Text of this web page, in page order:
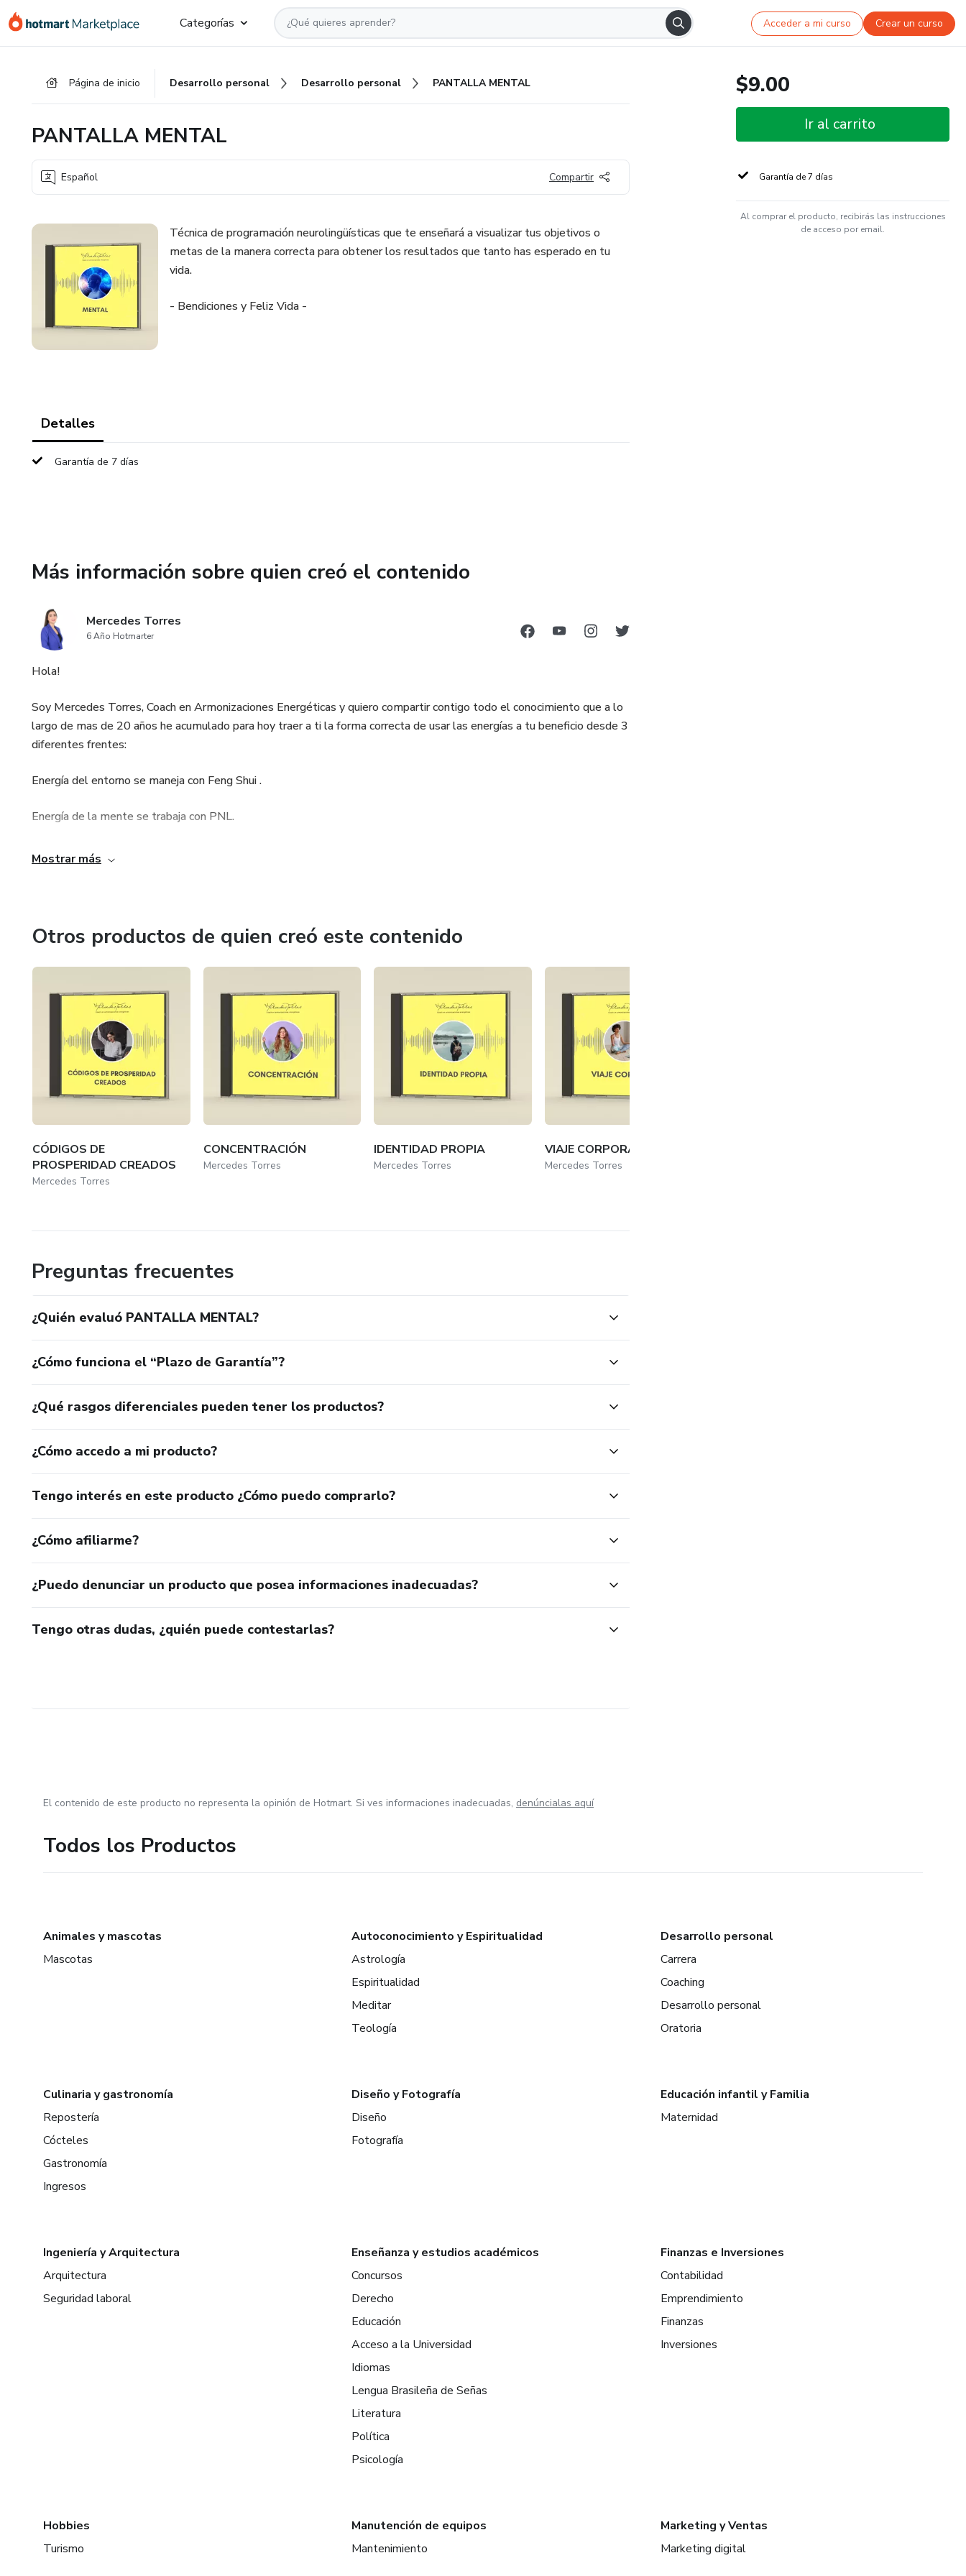
Categorías Acceder a mi curso Crear un curso
Página de inicio Desarrollo personal Desarrollo personal PANTALLA MENTAL
PANTALLA MENTAL
Español Compartir
Técnica de programación neurolingüísticas que te enseñará a visualizar tus objetivos o
metas de la manera correcta para obtener los resultados que tanto has esperado en tu
vida.
- Bendiciones y Feliz Vida -
Detalles
Garantía de 7 días
Más información sobre quien creó el contenido
Mercedes Torres
6 Año Hotmarter
Hola!
Soy Mercedes Torres, Coach en Armonizaciones Energéticas y quiero compartir contigo todo el conocimiento que a lo
largo de mas de 20 años he acumulado para hoy traer a ti la forma correcta de usar las energías a tu beneficio desde 3
diferentes frentes:
Energía del entorno se maneja con Feng Shui .
Energía de la mente se trabaja con PNL.
Energía del cuerpo se nivela con Control de Emociones y limpiezas energéticas.
sentirte vital, encontrar tu propósito de vida, poder acercarte a tus sueños.
Mostrar más
Otros productos de quien creó este contenido
CÓDIGOS DE
PROSPERIDAD CREADOS
Mercedes Torres
CONCENTRACIÓN
Mercedes Torres
IDENTIDAD PROPIA
Mercedes Torres
VIAJE CORPORAL
Mercedes Torres
Preguntas frecuentes
¿Quién evaluó PANTALLA MENTAL?
¿Cómo funciona el “Plazo de Garantía”?
¿Qué rasgos diferenciales pueden tener los productos?
¿Cómo accedo a mi producto?
Tengo interés en este producto ¿Cómo puedo comprarlo?
¿Cómo afiliarme?
¿Puedo denunciar un producto que posea informaciones inadecuadas?
Tengo otras dudas, ¿quién puede contestarlas?
$9.00
Ir al carrito
Garantía de 7 días
Al comprar el producto, recibirás las instrucciones
de acceso por email.
El contenido de este producto no representa la opinión de Hotmart. Si ves informaciones inadecuadas, denúncialas aquí
Todos los Productos
Animales y mascotas
Mascotas
Autoconocimiento y Espiritualidad
Astrología
Espiritualidad
Meditar
Teología
Desarrollo personal
Carrera
Coaching
Desarrollo personal
Oratoria
Culinaria y gastronomía
Repostería
Cócteles
Gastronomía
Ingresos
Diseño y Fotografía
Diseño
Fotografía
Educación infantil y Familia
Maternidad
Ingeniería y Arquitectura
Arquitectura
Seguridad laboral
Enseñanza y estudios académicos
Concursos
Derecho
Educación
Acceso a la Universidad
Idiomas
Lengua Brasileña de Señas
Literatura
Política
Psicología
Finanzas e Inversiones
Contabilidad
Emprendimiento
Finanzas
Inversiones
Hobbies
Turismo
Manutención de equipos
Mantenimiento
Marketing y Ventas
Marketing digital